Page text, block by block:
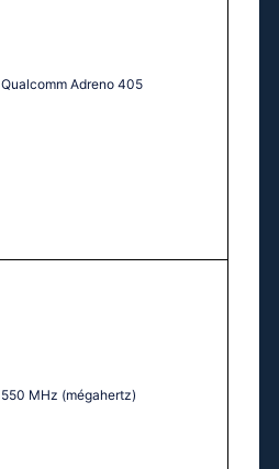
Qualcomm Adreno 405
550 MHz (mégahertz)